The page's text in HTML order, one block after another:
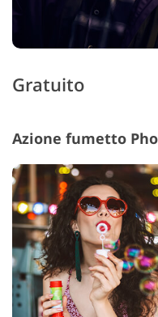
Gratuito
Azione fumetto